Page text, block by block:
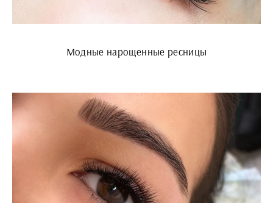
Модные нарощенные ресницы